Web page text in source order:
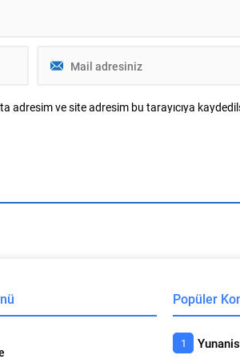
adresim ve site adresim bu tarayıcıya
Popüler